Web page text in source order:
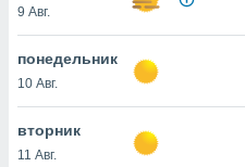
рекламу
9 Авг.
понедельник
10 Авг.
вторник
11 Авг.